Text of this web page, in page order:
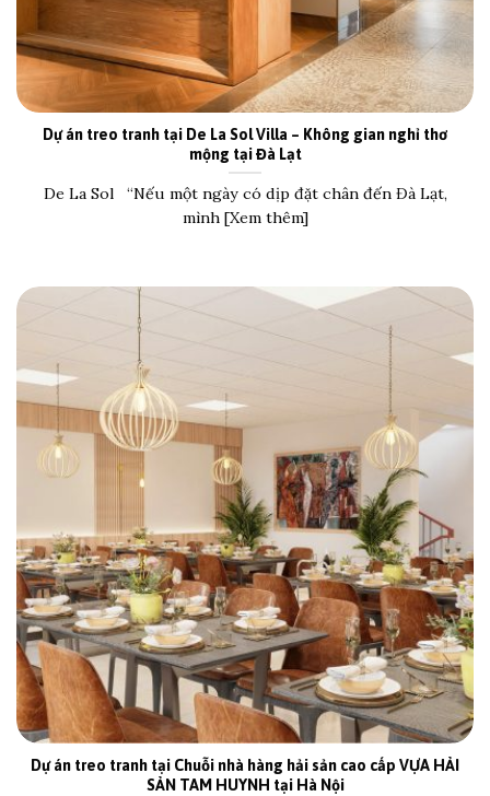
Dự án treo tranh tại De La Sol Villa – Không gian nghỉ thơ
mộng tại Đà Lạt
De La Sol “Nếu một ngày có dịp đặt chân đến Đà Lạt,
mình [Xem thêm]
Dự án treo tranh tại Chuỗi nhà hàng hải sản cao cấp VỰA HẢI
SẢN TAM HUYNH tại Hà Nội